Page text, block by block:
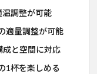
調整が可能
適量調整が可能
成と空間に対応
1杯を楽しめる